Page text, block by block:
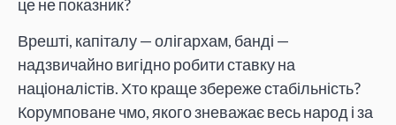
це не показник?
Врешті, капіталу — олігархам, банді —
надзвичайно вигідно робити ставку на
націоналістів. Хто краще збереже стабільність?
Корумповане чмо, якого зневажає весь народ і за